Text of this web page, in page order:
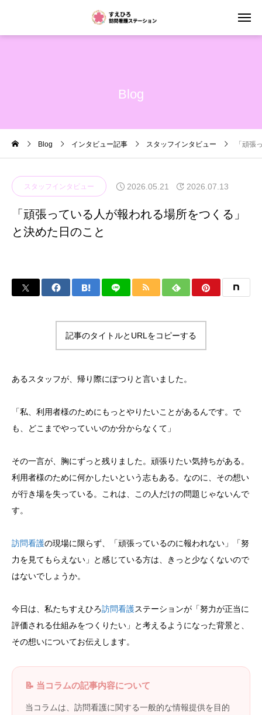
Blog
Blog インタビュー記事 スタッフインタビュー 「頑張
スタッフインタビュー 2026.05.21 2026.07.13
「頑張っている人が報われる場所をつくる」
と決めた日のこと
記事のタイトルとURLをコピーする
あるスタッフが、帰り際にぽつりと言いました。
「私、利用者様のためにもっとやりたいことがあるんです。で
も、どこまでやっていいのか分からなくて」
その一言が、胸にずっと残りました。頑張りたい気持ちがある。
利用者様のために何かしたいという志もある。なのに、その想い
が行き場を失っている。これは、この人だけの問題じゃないんで
す。
訪問看護の現場に限らず、「頑張っているのに報われない」「努
力を見てもらえない」と感じている方は、きっと少なくないので
はないでしょうか。
今日は、私たちすえひろ訪問看護ステーションが「努力が正当に
評価される仕組みをつくりたい」と考えるようになった背景と、
その想いについてお伝えします。
📝 当コラムの記事内容について
当コラムは、訪問看護に関する一般的な情報提供を目的